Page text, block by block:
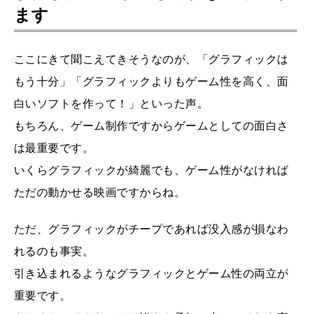
ます
ここにきて聞こえてきそうなのが、「グラフィックは
もう十分」「グラフィックよりもゲーム性を高く、面
白いソフトを作って！」といった声。
もちろん、ゲーム制作ですからゲームとしての面白さ
は最重要です。
いくらグラフィックが綺麗でも、ゲーム性がなければ
ただの動かせる映画ですからね。
ただ、グラフィックがチープであれば没入感が損なわ
れるのも事実。
引き込まれるようなグラフィックとゲーム性の両立が
重要です。